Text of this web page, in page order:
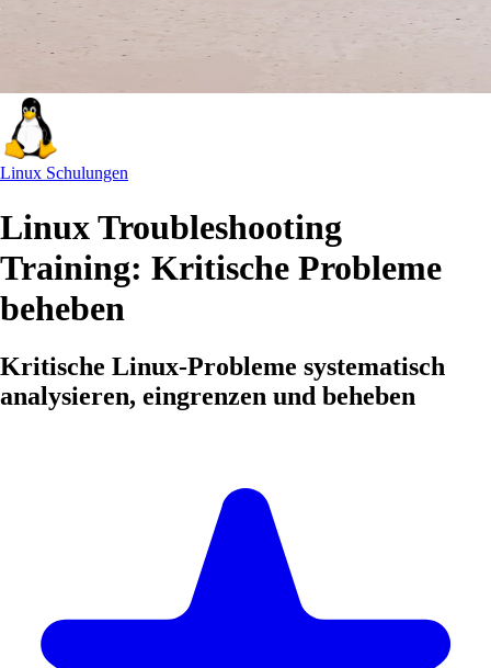
Linux Schulungen
Linux Troubleshooting
Training: Kritische Probleme
beheben
Kritische Linux-Probleme systematisch
analysieren, eingrenzen und beheben